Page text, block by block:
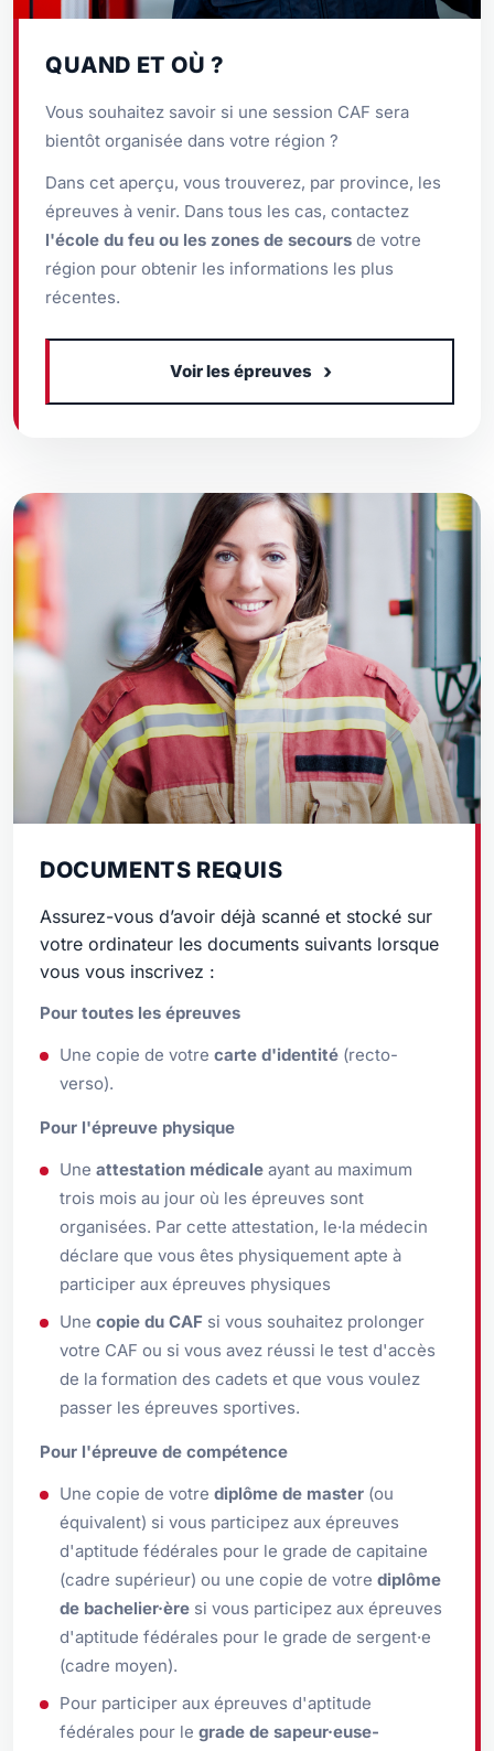
QUAND ET OÙ ?
Vous souhaitez savoir si une session CAF sera
bientôt organisée dans votre région ?
Dans cet aperçu, vous trouverez, par province, les
épreuves à venir. Dans tous les cas, contactez
l'école du feu ou les zones de secours de votre
région pour obtenir les informations les plus
récentes.
Voir les épreuves ›
DOCUMENTS REQUIS
Assurez-vous d’avoir déjà scanné et stocké sur
votre ordinateur les documents suivants lorsque
vous vous inscrivez :
Pour toutes les épreuves
Une copie de votre carte d'identité (recto-
verso).
Pour l'épreuve physique
Une attestation médicale ayant au maximum
trois mois au jour où les épreuves sont
organisées. Par cette attestation, le·la médecin
déclare que vous êtes physiquement apte à
participer aux épreuves physiques
Une copie du CAF si vous souhaitez prolonger
votre CAF ou si vous avez réussi le test d'accès
de la formation des cadets et que vous voulez
passer les épreuves sportives.
Pour l'épreuve de compétence
Une copie de votre diplôme de master (ou
équivalent) si vous participez aux épreuves
d'aptitude fédérales pour le grade de capitaine
(cadre supérieur) ou une copie de votre diplôme
de bachelier·ère si vous participez aux épreuves
d'aptitude fédérales pour le grade de sergent·e
(cadre moyen).
Pour participer aux épreuves d'aptitude
fédérales pour le grade de sapeur·euse-